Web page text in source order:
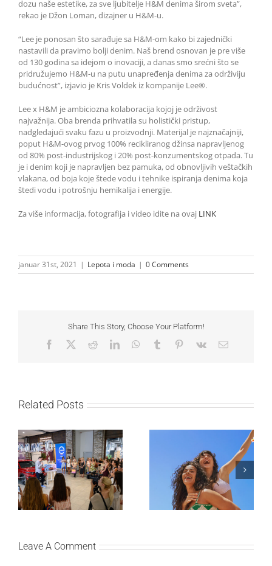
dozu naše estetike, za sve ljubitelje H&M denima širom sveta”,
rekao je Džon Loman, dizajner u H&M-u.
“Lee je ponosan što sarađuje sa H&M-om kako bi zajednički
nastavili da pravimo bolji denim. Naš brend osnovan je pre više
od 130 godina sa idejom o inovaciji, a danas smo srećni što se
pridružujemo H&M-u na putu unapređenja denima za održiviju
budućnost”, izjavio je Kris Voldek iz kompanije Lee®.
Lee x H&M je ambiciozna kolaboracija kojoj je održivost
najvažnija. Oba brenda prihvatila su holistički pristup,
nadgledajući svaku fazu u proizvodnji. Materijal je najznačajniji,
poput H&M-ovog prvog 100% recikliranog džinsa napravljenog
od 80% post-industrijskog i 20% post-konzumentskog otpada. Tu
je i denim koji je napravljen bez pamuka, od obnovljivih veštačkih
vlakana, od boja koje štede vodu i tehnike ispiranja denima koja
štedi vodu i potrošnju hemikalija i energije.
Za više informacija, fotografija i video idite na ovaj LINK
januar 31st, 2021 | Lepota i moda | 0 Comments
Share This Story, Choose Your Platform!
Facebook RedditLinkedInWhatsApp
Tumblr Pinterest
Vk Email
Related Posts
Lilly Drogerie proslavile
10. online rođendan,
uručile automobil
Citroën C3 i najavile
saradnju sa
šampionkom Andreom
Leto menja naše navike
– vreme je da
promenite i beauty
rutinu
Leave A Comment